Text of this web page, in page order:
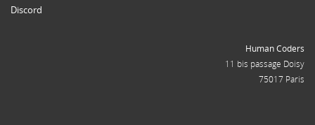
Discord
Human Coders
11 bis passage Doisy
75017 Paris